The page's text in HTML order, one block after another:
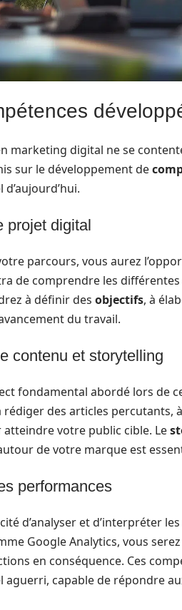
marketing digital ne se
sur le développement de
projet digital
parcours, vous aurez
de comprendre les
à définir des objectifs, à
du travail.
contenu et storytelling
fondamental abordé lors de
des articles percutants,
votre public cible. Le
de votre marque est
performances
d’analyser et d’interpréter
Google Analytics, vous
en conséquence. Ces
aguerri, capable de répondre